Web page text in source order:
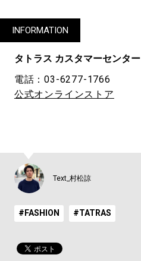
INFORMATION
タトラス カスタマーセンター
電話：03-6277-1766
公式オンラインストア
Text_村松諒
#FASHION #TATRAS